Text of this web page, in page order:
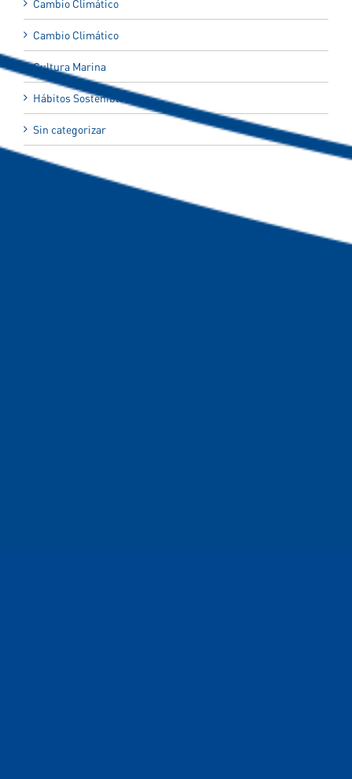
Cambio Climático
Cambio Climático
Cultura Marina
Hábitos Sostenibles
Sin categorizar